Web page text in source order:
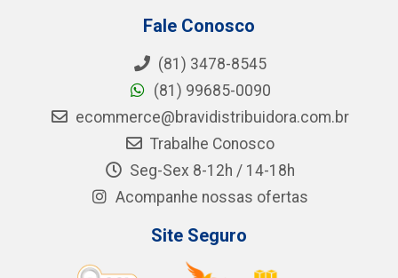
Fale Conosco
(81) 3478-8545
(81) 99685-0090
ecommerce@bravidistribuidora.com.br
Trabalhe Conosco
Seg-Sex 8-12h / 14-18h
Acompanhe nossas ofertas
Site Seguro